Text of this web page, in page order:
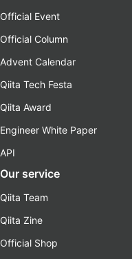
Official Event
Official Column
Advent Calendar
Qiita Tech Festa
Qiita Award
Engineer White Paper
API
Our service
Qiita Team
Qiita Zine
Official Shop